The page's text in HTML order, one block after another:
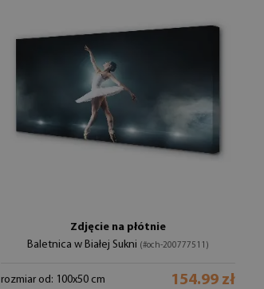
Zdjęcie na płótnie
Baletnica w Białej Sukni (#och-200777511)
rozmiar od: 100x50 cm 154.99 zł